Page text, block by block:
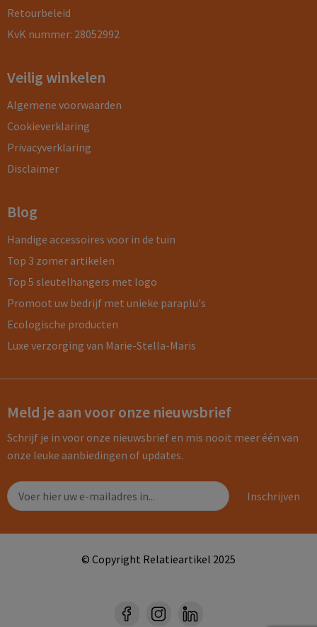
Retourbeleid
KvK nummer: 28052992
Veilig winkelen
Algemene voorwaarden
Cookieverklaring
Privacyverklaring
Disclaimer
Blog
Handige accessoires voor in de tuin
Top 3 zomer artikelen
Top 5 sleutelhangers met logo
Promoot uw bedrijf met unieke paraplu's
Ecologische producten
Luxe verzorging van Marie-Stella-Maris
Meld je aan voor onze nieuwsbrief
Schrijf je in voor onze nieuwsbrief en mis nooit meer één van
onze leuke aanbiedingen of updates.
© Copyright Relatieartikel 2025